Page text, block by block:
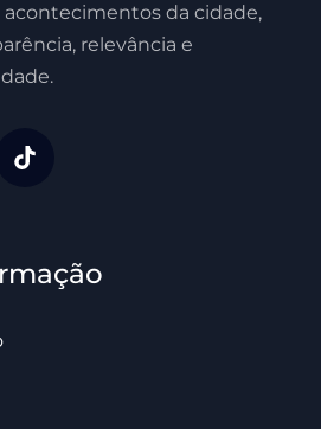
da cidade,
relevância e